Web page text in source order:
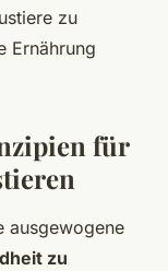
zu
Ernährung
für
ausgewogene
zu